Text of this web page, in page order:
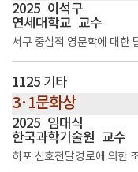
2025 이석구
연세대학교 교수
서구 중심적 영문학에 대한
1125 기타
3·1문화상
2025 임대식
한국과학기술원 교수
히포 신호전달경로에 의한